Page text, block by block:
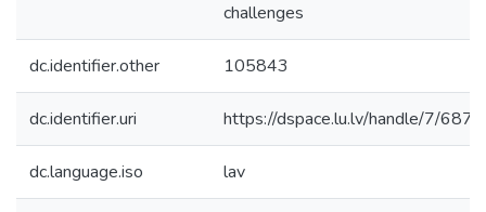
challenges
dc.identifier.other 105843
dc.identifier.uri https://dspace.lu.lv/handle/7/
dc.language.iso lav